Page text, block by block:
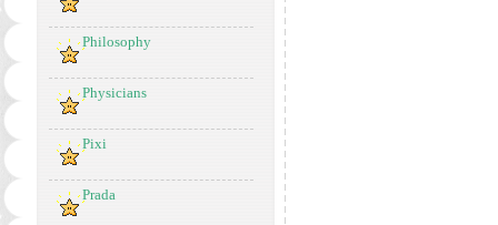
Philosophy
Physicians
Pixi
Prada